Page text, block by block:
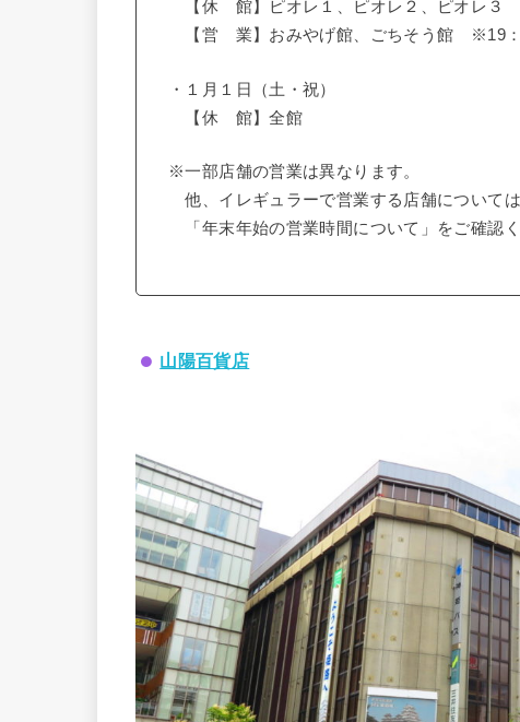
【休 館】ピオレ１、ピオレ２、ピオレ３
【営 業】おみやげ館、ごちそう館 ※19：
・１月１日（土・祝）
【休 館】全館
※一部店舗の営業は異なります。
他、イレギュラーで営業する店舗については
「年末年始の営業時間について」をご確認く
山陽百貨店